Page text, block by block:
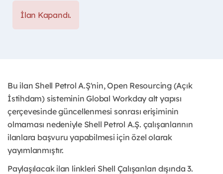
İlan Kapandı.
Bu ilan Shell Petrol A.Ş'nin, Open Resourcing (Açık
İstihdam) sisteminin Global Workday alt yapısı
çerçevesinde güncellenmesi sonrası erişiminin
olmaması nedeniyle Shell Petrol A.Ş. çalışanlarının
ilanlara başvuru yapabilmesi için özel olarak
yayımlanmıştır. ​
Paylaşılacak ilan linkleri Shell Çalışanları dışında 3.